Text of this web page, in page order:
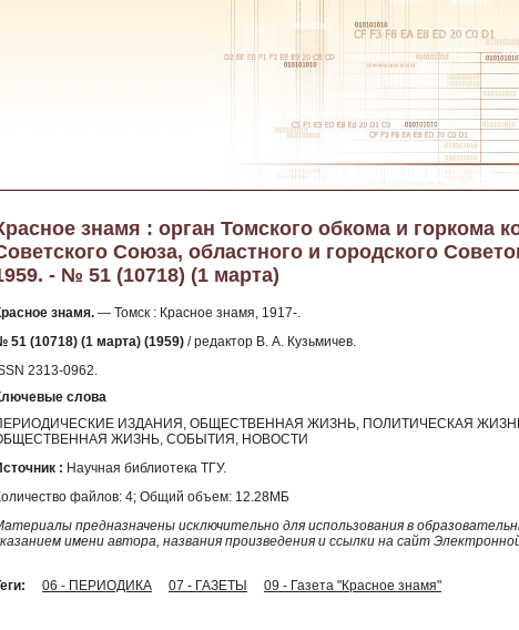
знамя : орган Томского обкома и горкома
Союза, областного и городского
- № 51 (10718) (1 марта)
знамя. — Томск : Красное знамя, 1917-.
51 (10718) (1 марта) (1959) / редактор В. А. Кузьмичев.
2313-0962.
слова
ИЗДАНИЯ, ОБЩЕСТВЕННАЯ ЖИЗНЬ, ПОЛИТИЧЕСКАЯ
ЖИЗНЬ, СОБЫТИЯ, НОВОСТИ
: Научная библиотека ТГУ.
файлов: 4; Общий объем: 12.28МБ
предназначены исключительно для использования в
имени автора, названия произведения и ссылки на сайт
06 - ПЕРИОДИКА 07 - ГАЗЕТЫ 09 - Газета "Красное знамя"